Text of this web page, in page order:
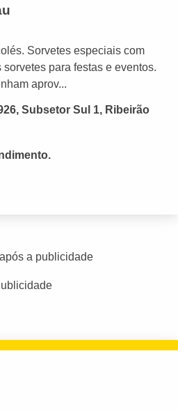
Sorvetes especiais com
para festas e eventos.
aprov...
Subsetor Sul 1, Ribeirão
a publicidade